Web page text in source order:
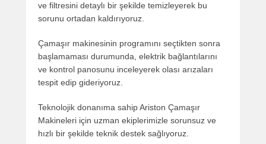
ve filtresini detaylı bir şekilde temizleyerek bu
sorunu ortadan kaldırıyoruz.
Çamaşır makinesinin programını seçtikten sonra
başlamaması durumunda, elektrik bağlantılarını
ve kontrol panosunu inceleyerek olası arızaları
tespit edip gideriyoruz.
Teknolojik donanıma sahip Ariston Çamaşır
Makineleri için uzman ekiplerimizle sorunsuz ve
hızlı bir şekilde teknik destek sağlıyoruz.